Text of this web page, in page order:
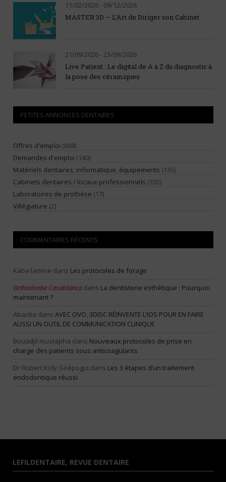
11/02/2026 - 09/12/2026
MASTER 3D — L’Art de Diriger son Cabinet
21/09/2026 - 23/09/2026
Live Patient : Le digital de A à Z du diagnostic à
la pose des céramiques
PETITES ANNONCES DENTAIRES
Offres d'emploi (608)
Demandes d'emploi (140)
Matériels dentaires, informatique, équipements (135)
Cabinets dentaires / locaux professionnels (302)
Laboratoires de prothèse (17)
Villégiature (2)
COMMENTAIRES RÉCENTS
Kaba lamine dans Les protocoles de forage
Orthodontie Casablanca dans La dentisterie esthétique : Pourquoi
maintenant ?
Abaidia dans AVEC OVO, 3DISC RÉINVENTE L’IOS POUR EN FAIRE
AUSSI UN OUTIL DE COMMUNICATION CLINIQUE
Bouadjil mustapha dans Nouveaux protocoles de prise en
charge des patients sous anticoagulants
Dr Robert Koly Goépogui dans Les 3 étapes d’un traitement
endodontique réussi
LEFILDENTAIRE, REVUE DENTAIRE